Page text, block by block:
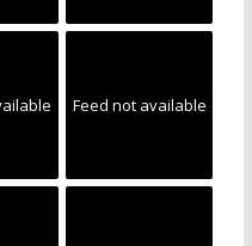
Feed not available